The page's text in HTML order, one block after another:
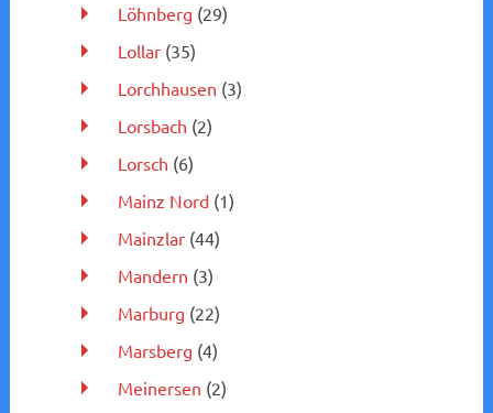
Löhnberg (29)
Lollar(35)
Lorchhausen (3)
Lorsbach (2)
Lorsch (6)
Mainz Nord(1)
Mainzlar(44)
Mandern (3)
Marburg (22)
Marsberg (4)
Meinersen (2)